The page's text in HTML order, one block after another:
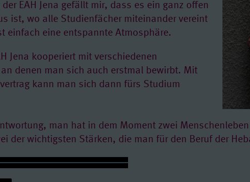
der EAH Jena gefällt mir, dass es ein ganz offen
ist, wo alle Studienfächer miteinander vereint
einfach eine entspannte Atmosphäre.
Jena kooperiert mit verschiedenen
denen man sich auch erstmal bewirbt. Mit
kann man sich dann fürs Studium
man hat in dem Moment zwei
der wichtigsten Stärken, die man für den Beruf der